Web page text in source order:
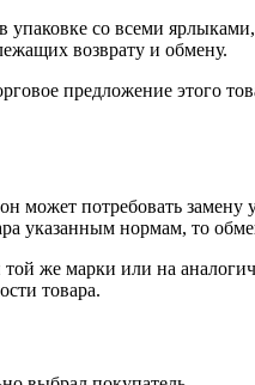
со всеми
возврату и обмену.
предложение этого
может потребовать
указанным нормам, то
же марки или на
товара.